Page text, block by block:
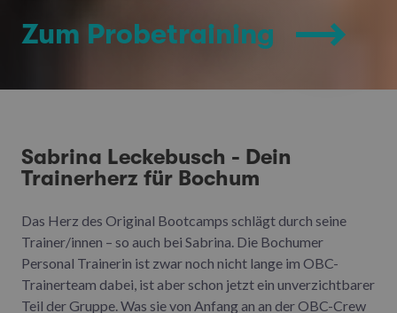
Zum Probetraining
Sabrina Leckebusch - Dein
Trainerherz für Bochum
Das Herz des Original Bootcamps schlägt durch seine
Trainer/innen – so auch bei Sabrina. Die Bochumer
Personal Trainerin ist zwar noch nicht lange im OBC-
Trainerteam dabei, ist aber schon jetzt ein unverzichtbarer
Teil der Gruppe. Was sie von Anfang an an der OBC-Crew